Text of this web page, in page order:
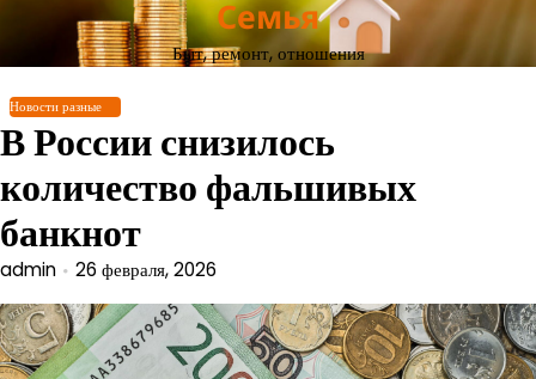
Перейти
содержимому
Семья
Быт, ремонт, отношения
Новости разные
В России снизилось
количество фальшивых
банкнот
admin 26 февраля, 2026